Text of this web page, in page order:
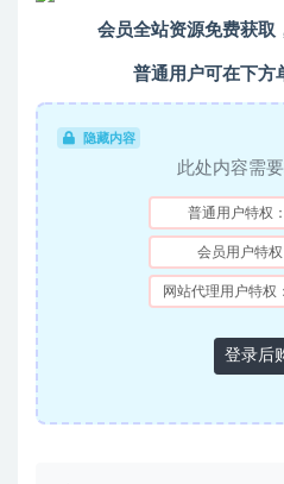
会员全站资源免费获取
普通用户可在下方
隐藏内容
此处内容需
普通用户特权：
会员用户特权
网站代理用户特权：
登录后